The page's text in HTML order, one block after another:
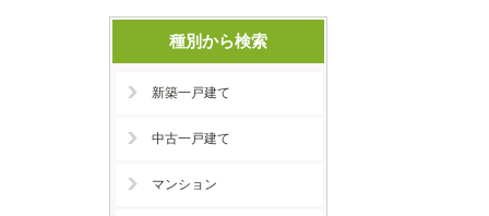
種別から検索
新築一戸建て
中古一戸建て
マンション